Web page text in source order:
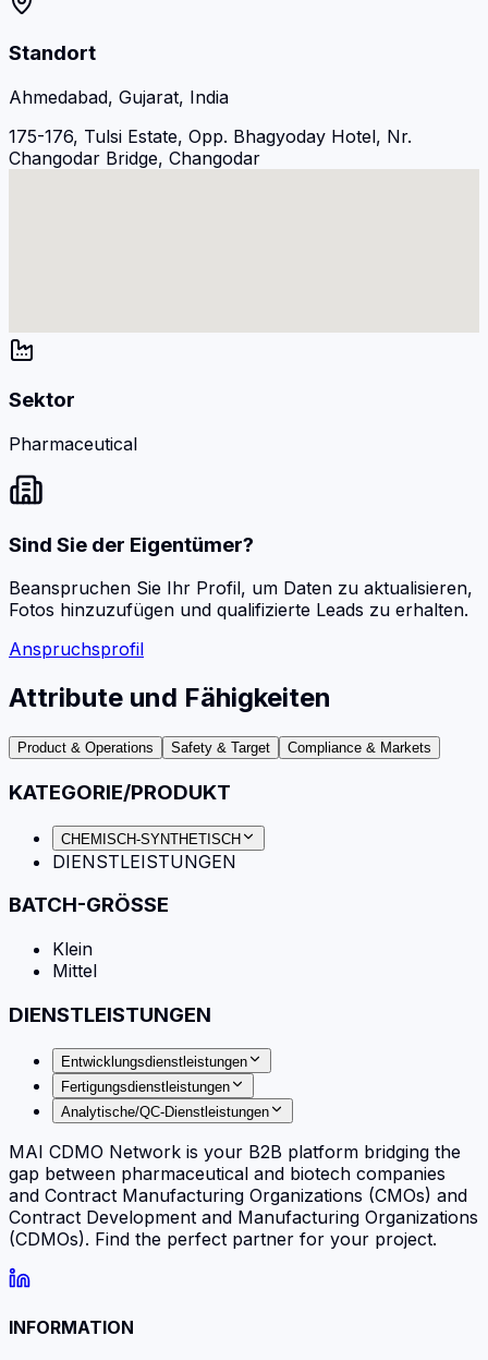
Standort
Ahmedabad, Gujarat, India
175-176, Tulsi Estate, Opp. Bhagyoday Hotel, Nr.
Changodar Bridge, Changodar
Sektor
Pharmaceutical
Sind Sie der Eigentümer?
Beanspruchen Sie Ihr Profil, um Daten zu aktualisieren,
Fotos hinzuzufügen und qualifizierte Leads zu erhalten.
Anspruchsprofil
Attribute und Fähigkeiten
Product & Operations Safety & Target Compliance & Markets
KATEGORIE/PRODUKT
CHEMISCH-SYNTHETISCH
DIENSTLEISTUNGEN
BATCH-GRÖSSE
Klein
Mittel
DIENSTLEISTUNGEN
Entwicklungsdienstleistungen
Fertigungsdienstleistungen
Analytische/QC-Dienstleistungen
MAI CDMO Network is your B2B platform bridging the
gap between pharmaceutical and biotech companies
and Contract Manufacturing Organizations (CMOs) and
Contract Development and Manufacturing Organizations
(CDMOs). Find the perfect partner for your project.
INFORMATION